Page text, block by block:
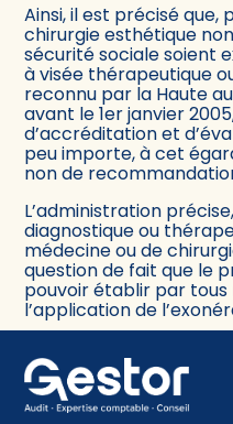
Aller
au
Ainsi, il est précisé que,
chirurgie esthétique
sécurité sociale soient
à visée thérapeutique
reconnu par la Haute
avant le 1er janvier
d’accréditation et
peu importe, à cet
non de
L’administration
diagnostique ou
médecine ou de
question de fait que le
pouvoir établir par tous
l’application de
Actualité BOFIP du 9
les conditions et les